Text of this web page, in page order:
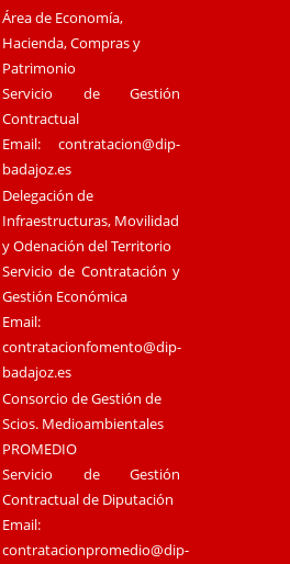
Área de Economía,
Hacienda, Compras y
Patrimonio
Servicio de Gestión
Contractual
Email:contratacion@dip-
badajoz.es
Delegación de
Infraestructuras, Movilidad
y Odenación del Territorio
Servicio de Contratación y
Gestión Económica
Email:
contratacionfomento@dip-
badajoz.es
Consorcio de Gestión de
Scios. Medioambientales
PROMEDIO
Servicio de Gestión
Contractual de Diputación
Email:
contratacionpromedio@dip-